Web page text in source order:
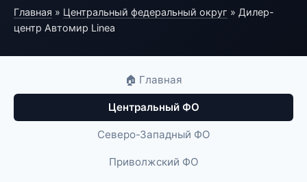
Главная » Центральный федеральный округ » Дилер-
центр Автомир Linea
🏠 Главная
Центральный ФО
Северо-Западный ФО
Приволжский ФО